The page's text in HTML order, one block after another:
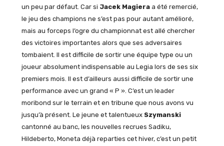
un peu par défaut. Car si Jacek Magieraa été remercié,
le jeu des champions ne s’est pas pour autant amélioré,
mais au forceps l’ogre du championnat est allé chercher
des victoires importantes alors que ses adversaires
tombaient. Il est difficile de sortir une équipe type ou un
joueur absolument indispensable au Legia lors de ses six
premiers mois. Il est d’ailleurs aussi difficile de sortir une
performance avec un grand « P ». C’est un leader
moribond sur le terrain et en tribune que nous avons vu
jusqu’à présent. Le jeune et talentueux Szymanski
cantonné au banc, les nouvelles recrues Sadiku,
Hildeberto, Moneta déjà reparties cet hiver, c’est un petit